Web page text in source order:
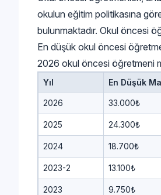
okulun eğitim politikasına
bulunmaktadır. Okul öncesi
En düşük okul öncesi
2026 okul öncesi öğretmeni
Yıl En Düşük
2026 33.000₺
2025 24.300₺
2024 18.700₺
2023-2 13.100₺
2023 9.750₺